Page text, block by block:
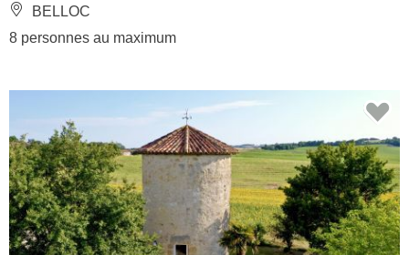
BELLOC
8 personnes au maximum